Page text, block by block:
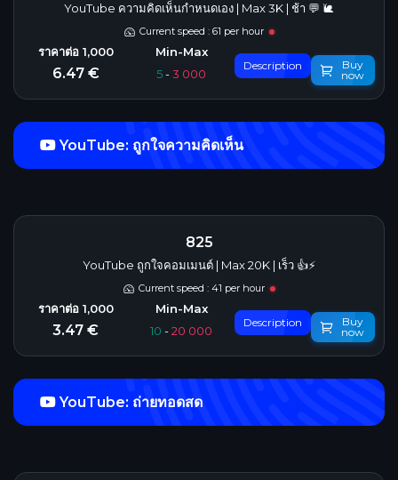
YouTube ความคิดเห็นกำหนดเอง | Max 3K | ช้า 💬 🐌
Current speed : 61 per hour
6.47 € 5-3 000
Description
Buy
now
YouTube: ถูกใจความคิดเห็น
825
YouTube ถูกใจคอมเมนต์ | Max 20K | เร็ว 👍⚡
Current speed : 41 per hour
3.47 € 10 -20 000
Description
Buy
now
YouTube: ถ่ายทอดสด